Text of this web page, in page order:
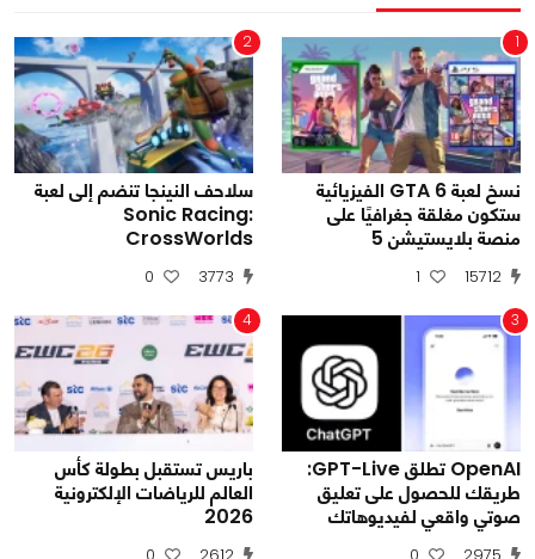
1
نسخ لعبة GTA 6 الفيزيائية
ستكون مغلقة جغرافيًا على
منصة بلايستيشن 5
15712
1
2
سلاحف النينجا تنضم إلى لعبة
Sonic Racing:
CrossWorlds
3773
0
3
OpenAI تطلق GPT-Live:
طريقك للحصول على تعليق
صوتي واقعي لفيديوهاتك
4
باريس تستقبل بطولة كأس
العالم للرياضات الإلكترونية
2026